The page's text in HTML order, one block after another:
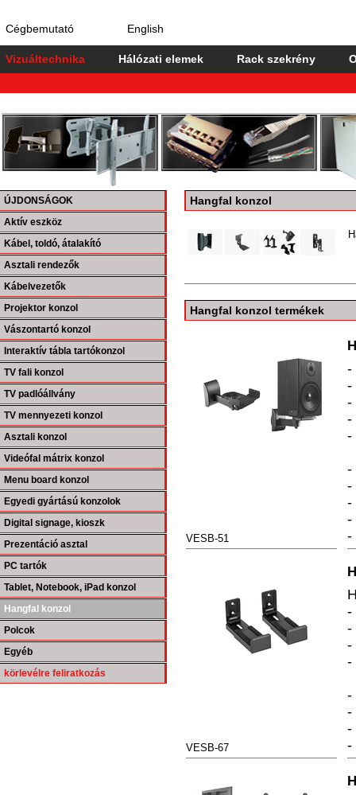
Cégbemutató English
Vizuáltechnika Hálózati elemek Rack szekrény
ÚJDONSÁGOK
Aktív eszköz
Kábel, toldó, átalakító
Asztali rendezők
Kábelvezetők
Projektor konzol
Vászontartó konzol
Interaktív tábla tartókonzol
TV fali konzol
TV padlóállvány
TV mennyezeti konzol
Asztali konzol
Videófal mátrix konzol
Menu board konzol
Egyedi gyártású konzolok
Digital signage, kioszk
Prezentáció asztal
PC tartók
Tablet, Notebook, iPad konzol
Hangfal konzol
Polcok
Egyéb
körlevélre feliratkozás
Hangfal konzol
Hangfal konzol termékek
-
-
-
-
-
-
-
-
-
-
VESB-51
-
-
-
-
-
-
-
-
VESB-67